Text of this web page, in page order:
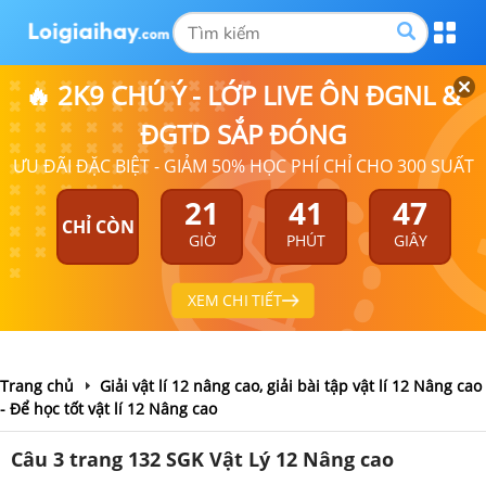
🔥 2K9 CHÚ Ý - LỚP LIVE ÔN ĐGNL &
ĐGTD SẮP ĐÓNG
ƯU ĐÃI ĐẶC BIỆT - GIẢM 50% HỌC PHÍ CHỈ CHO 300 SUẤT
CHỈ CÒN 21
GIỜ
41
PHÚT
46
GIÂY
XEM CHI TIẾT
Trang chủ
Giải vật lí 12 nâng cao, giải bài tập vật lí 12 Nâng cao
- Để học tốt vật lí 12 Nâng cao
Câu 3 trang 132 SGK Vật Lý 12 Nâng cao